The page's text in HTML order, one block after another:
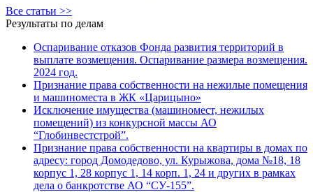
Все статьи >>
Результаты по делам
Оспаривание отказов Фонда развития территорий в
выплате возмещения. Оспаривание размера возмещения.
2024 год.
Признание права собственности на нежилые помещения
и машиноместа в ЖК «Царицыно»
Исключение имущества (машиномест, нежилых
помещений) из конкурсной массы АО
“Глобинвестстрой”.
Признание права собственности на квартиры в домах по
адресу: город Домодедово, ул. Курыжова, дома №18, 18
корпус 1, 28 корпус 1, 14 корп. 1, 24 и других в рамках
дела о банкротстве АО “СУ-155”.